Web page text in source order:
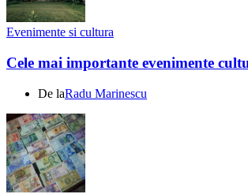
Evenimente si cultura
Cele mai importante evenimente
De laRadu Marinescu